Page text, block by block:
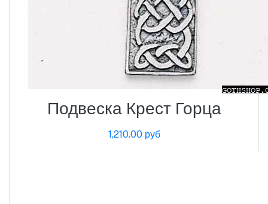
Подвеска Крест Горца
1,210.00 руб